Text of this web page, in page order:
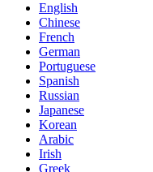
English
Chinese
French
German
Portuguese
Spanish
Russian
Japanese
Korean
Arabic
Irish
Greek